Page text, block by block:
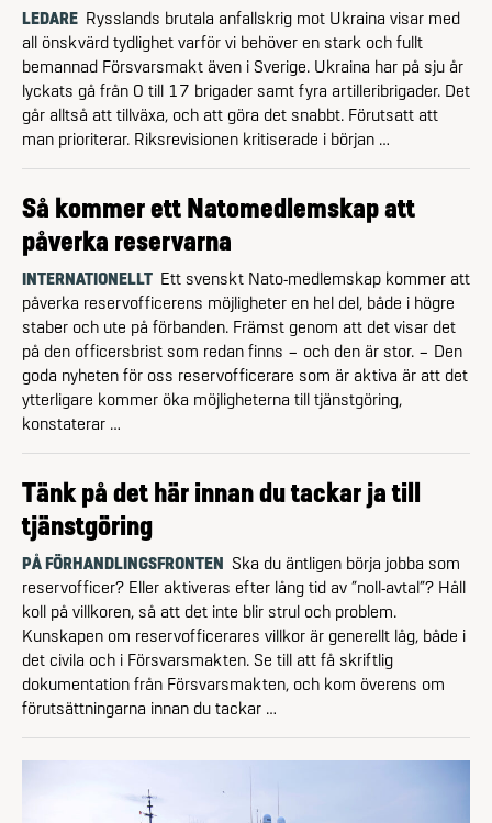
LEDARE Rysslands brutala anfallskrig mot Ukraina visar med
all önskvärd tydlighet varför vi behöver en stark och fullt
bemannad Försvarsmakt även i Sverige. Ukraina har på sju år
lyckats gå från 0 till 17 brigader samt fyra artilleribrigader. Det
går alltså att tillväxa, och att göra det snabbt. Förutsatt att
man prioriterar. Riksrevisionen kritiserade i början …
Så kommer ett Natomedlemskap att
påverka reservarna
INTERNATIONELLT Ett svenskt Nato-medlemskap kommer att
påverka reservofficerens möjligheter en hel del, både i högre
staber och ute på förbanden. Främst genom att det visar det
på den officersbrist som redan finns – och den är stor. – Den
goda nyheten för oss reservofficerare som är aktiva är att det
ytterligare kommer öka möjligheterna till tjänstgöring,
konstaterar …
Tänk på det här innan du tackar ja till
tjänstgöring
PÅ FÖRHANDLINGSFRONTEN Ska du äntligen börja jobba som
reservofficer? Eller aktiveras efter lång tid av ”noll-avtal”? Håll
koll på villkoren, så att det inte blir strul och problem.
Kunskapen om reservofficerares villkor är generellt låg, både i
det civila och i Försvarsmakten. Se till att få skriftlig
dokumentation från Försvarsmakten, och kom överens om
förutsättningarna innan du tackar …